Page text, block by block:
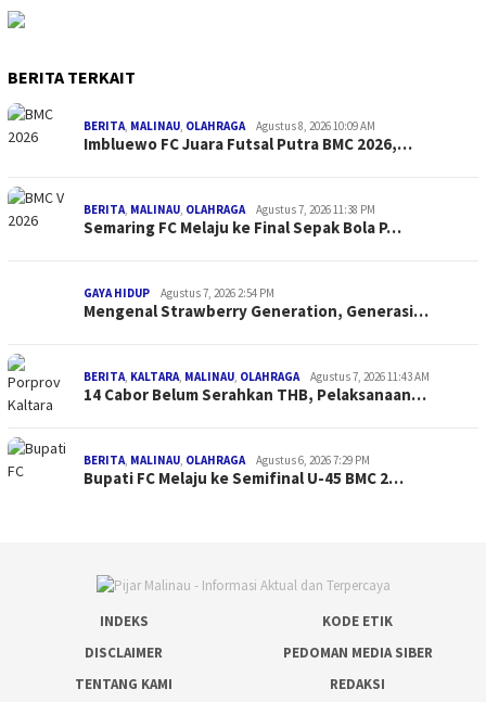
BERITA TERKAIT
BERITA, MALINAU, OLAHRAGA Agustus 8, 2026 10:09 AM
Imbluewo FC Juara Futsal Putra BMC 2026,…
BERITA, MALINAU, OLAHRAGA Agustus 7, 2026 11:38 PM
Semaring FC Melaju ke Final Sepak Bola P…
GAYA HIDUP Agustus 7, 2026 2:54 PM
Mengenal Strawberry Generation, Generasi…
BERITA, KALTARA, MALINAU, OLAHRAGA Agustus 7, 2026 11:43 AM
14 Cabor Belum Serahkan THB, Pelaksanaan…
BERITA, MALINAU, OLAHRAGA Agustus 6, 2026 7:29 PM
Bupati FC Melaju ke Semifinal U-45 BMC 2…
INDEKS
KODE ETIK
DISCLAIMER
PEDOMAN MEDIA SIBER
TENTANG KAMI
REDAKSI